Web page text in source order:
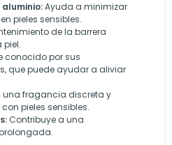
aluminio:Ayuda a minimizar
pieles sensibles.
de la barrera
piel.
conocido por sus
que puede ayudar a aliviar
una fragancia discreta y
pieles sensibles.
Contribuye a una